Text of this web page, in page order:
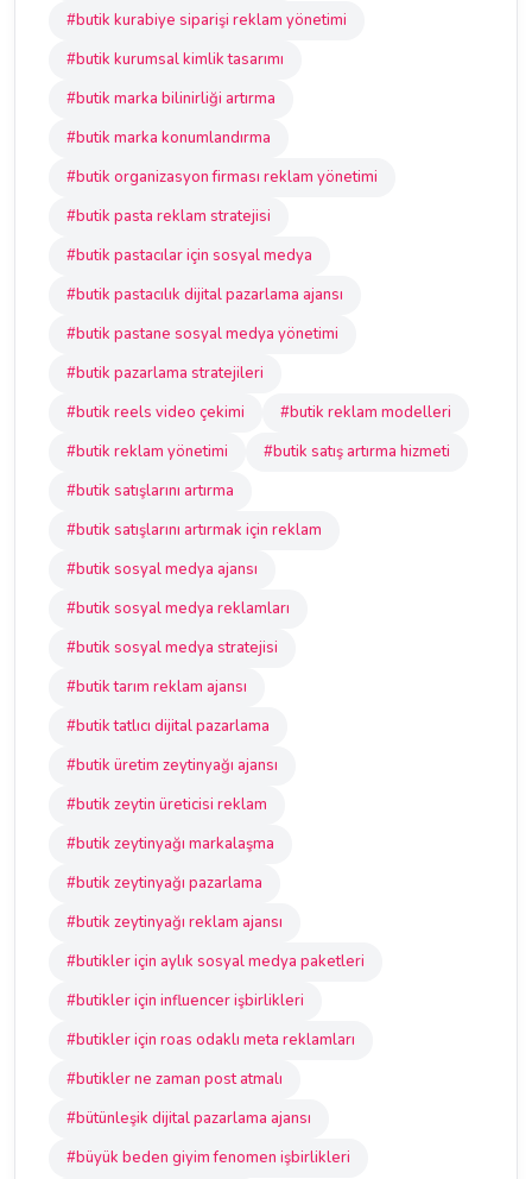
#butik kurabiye siparişi reklam yönetimi
#butik kurumsal kimlik tasarımı
#butik marka bilinirliği artırma
#butik marka konumlandırma
#butik organizasyon firması reklam yönetimi
#butik pasta reklam stratejisi
#butik pastacılar için sosyal medya
#butik pastacılık dijital pazarlama ajansı
#butik pastane sosyal medya yönetimi
#butik pazarlama stratejileri
#butik reels video çekimi
#butik reklam modelleri
#butik reklam yönetimi
#butik satış artırma hizmeti
#butik satışlarını artırma
#butik satışlarını artırmak için reklam
#butik sosyal medya ajansı
#butik sosyal medya reklamları
#butik sosyal medya stratejisi
#butik tarım reklam ajansı
#butik tatlıcı dijital pazarlama
#butik üretim zeytinyağı ajansı
#butik zeytin üreticisi reklam
#butik zeytinyağı markalaşma
#butik zeytinyağı pazarlama
#butik zeytinyağı reklam ajansı
#butikler için aylık sosyal medya paketleri
#butikler için influencer işbirlikleri
#butikler için roas odaklı meta reklamları
#butikler ne zaman post atmalı
#bütünleşik dijital pazarlama ajansı
#büyük beden giyim fenomen işbirlikleri